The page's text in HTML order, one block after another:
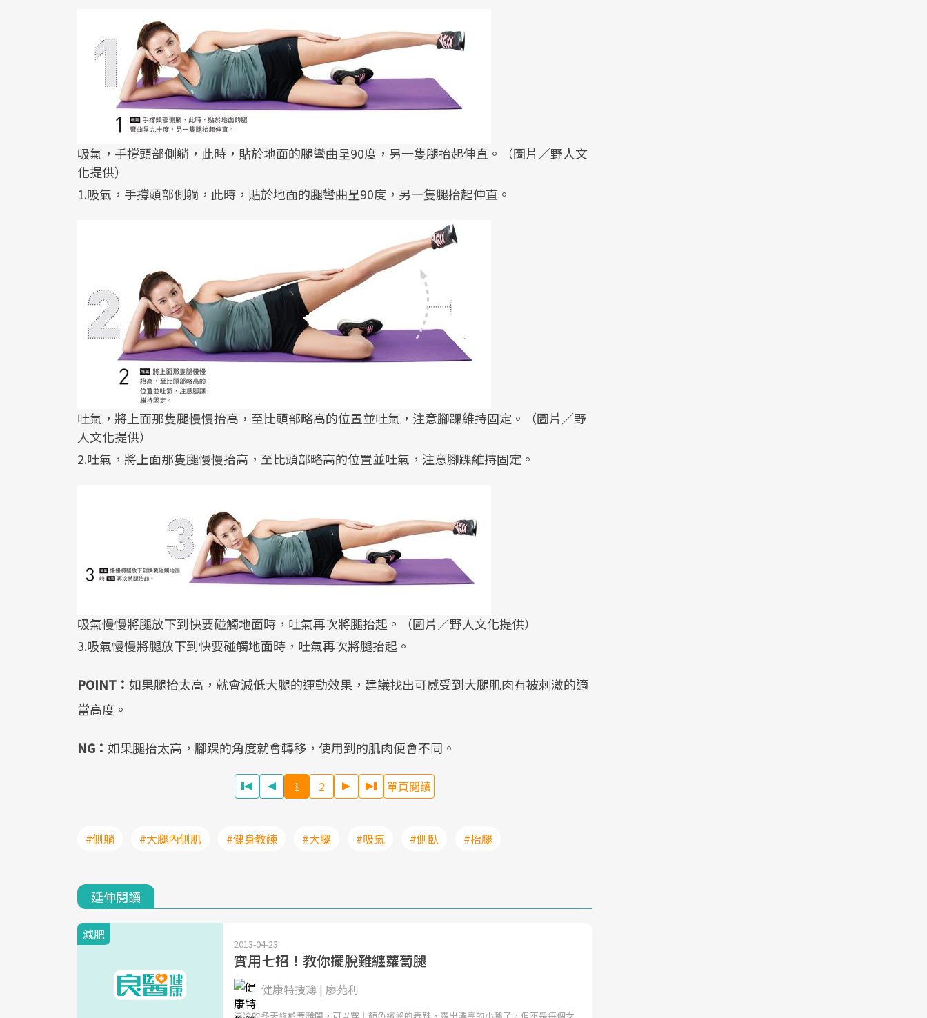
吸氣，手撐頭部側躺，此時，貼於地面的腿彎曲呈90度，另一隻腿抬起伸直。（圖片／野人文
化提供）
1.吸氣，手撐頭部側躺，此時，貼於地面的腿彎曲呈90度，另一隻腿抬起伸直。
吐氣，將上面那隻腿慢慢抬高，至比頭部略高的位置並吐氣，注意腳踝維持固定。（圖片／野
人文化提供）
2.吐氣，將上面那隻腿慢慢抬高，至比頭部略高的位置並吐氣，注意腳踝維持固定。
吸氣慢慢將腿放下到快要碰觸地面時，吐氣再次將腿抬起。（圖片／野人文化提供）
3.吸氣慢慢將腿放下到快要碰觸地面時，吐氣再次將腿抬起。
POINT： 如果腿抬太高，就會減低大腿的運動效果，建議找出可感受到大腿肌肉有被刺激的適
當高度。
NG： 如果腿抬太高，腳踝的角度就會轉移，使用到的肌肉便會不同。
1 2 單頁閱讀
#側躺 #大腿內側肌 #健身教練 #大腿 #吸氣 #側臥 #抬腿
延伸閱讀
減肥
2013-04-23
實用七招！教你擺脫難纏蘿蔔腿
健康特搜簿 | 廖苑利